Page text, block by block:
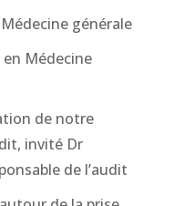
générale
en Médecine
de notre
invité Dr
de l’audit